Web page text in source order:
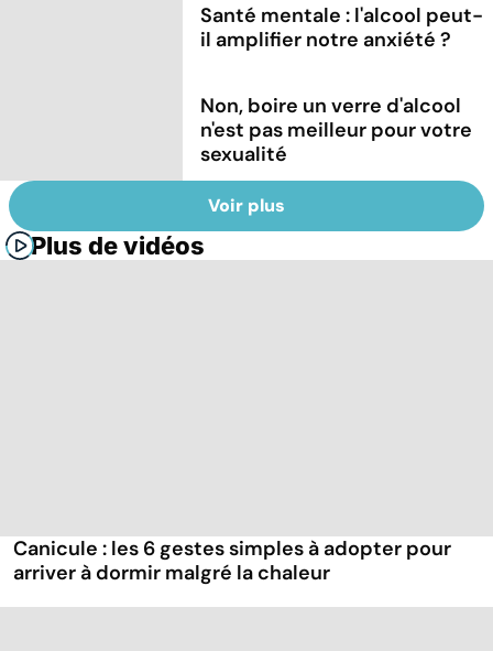
Santé mentale : l'alcool peut-
il amplifier notre anxiété ?
Non, boire un verre d'alcool
n'est pas meilleur pour votre
sexualité
Voir plus
Plus de vidéos
Canicule : les 6 gestes simples à adopter pour
arriver à dormir malgré la chaleur